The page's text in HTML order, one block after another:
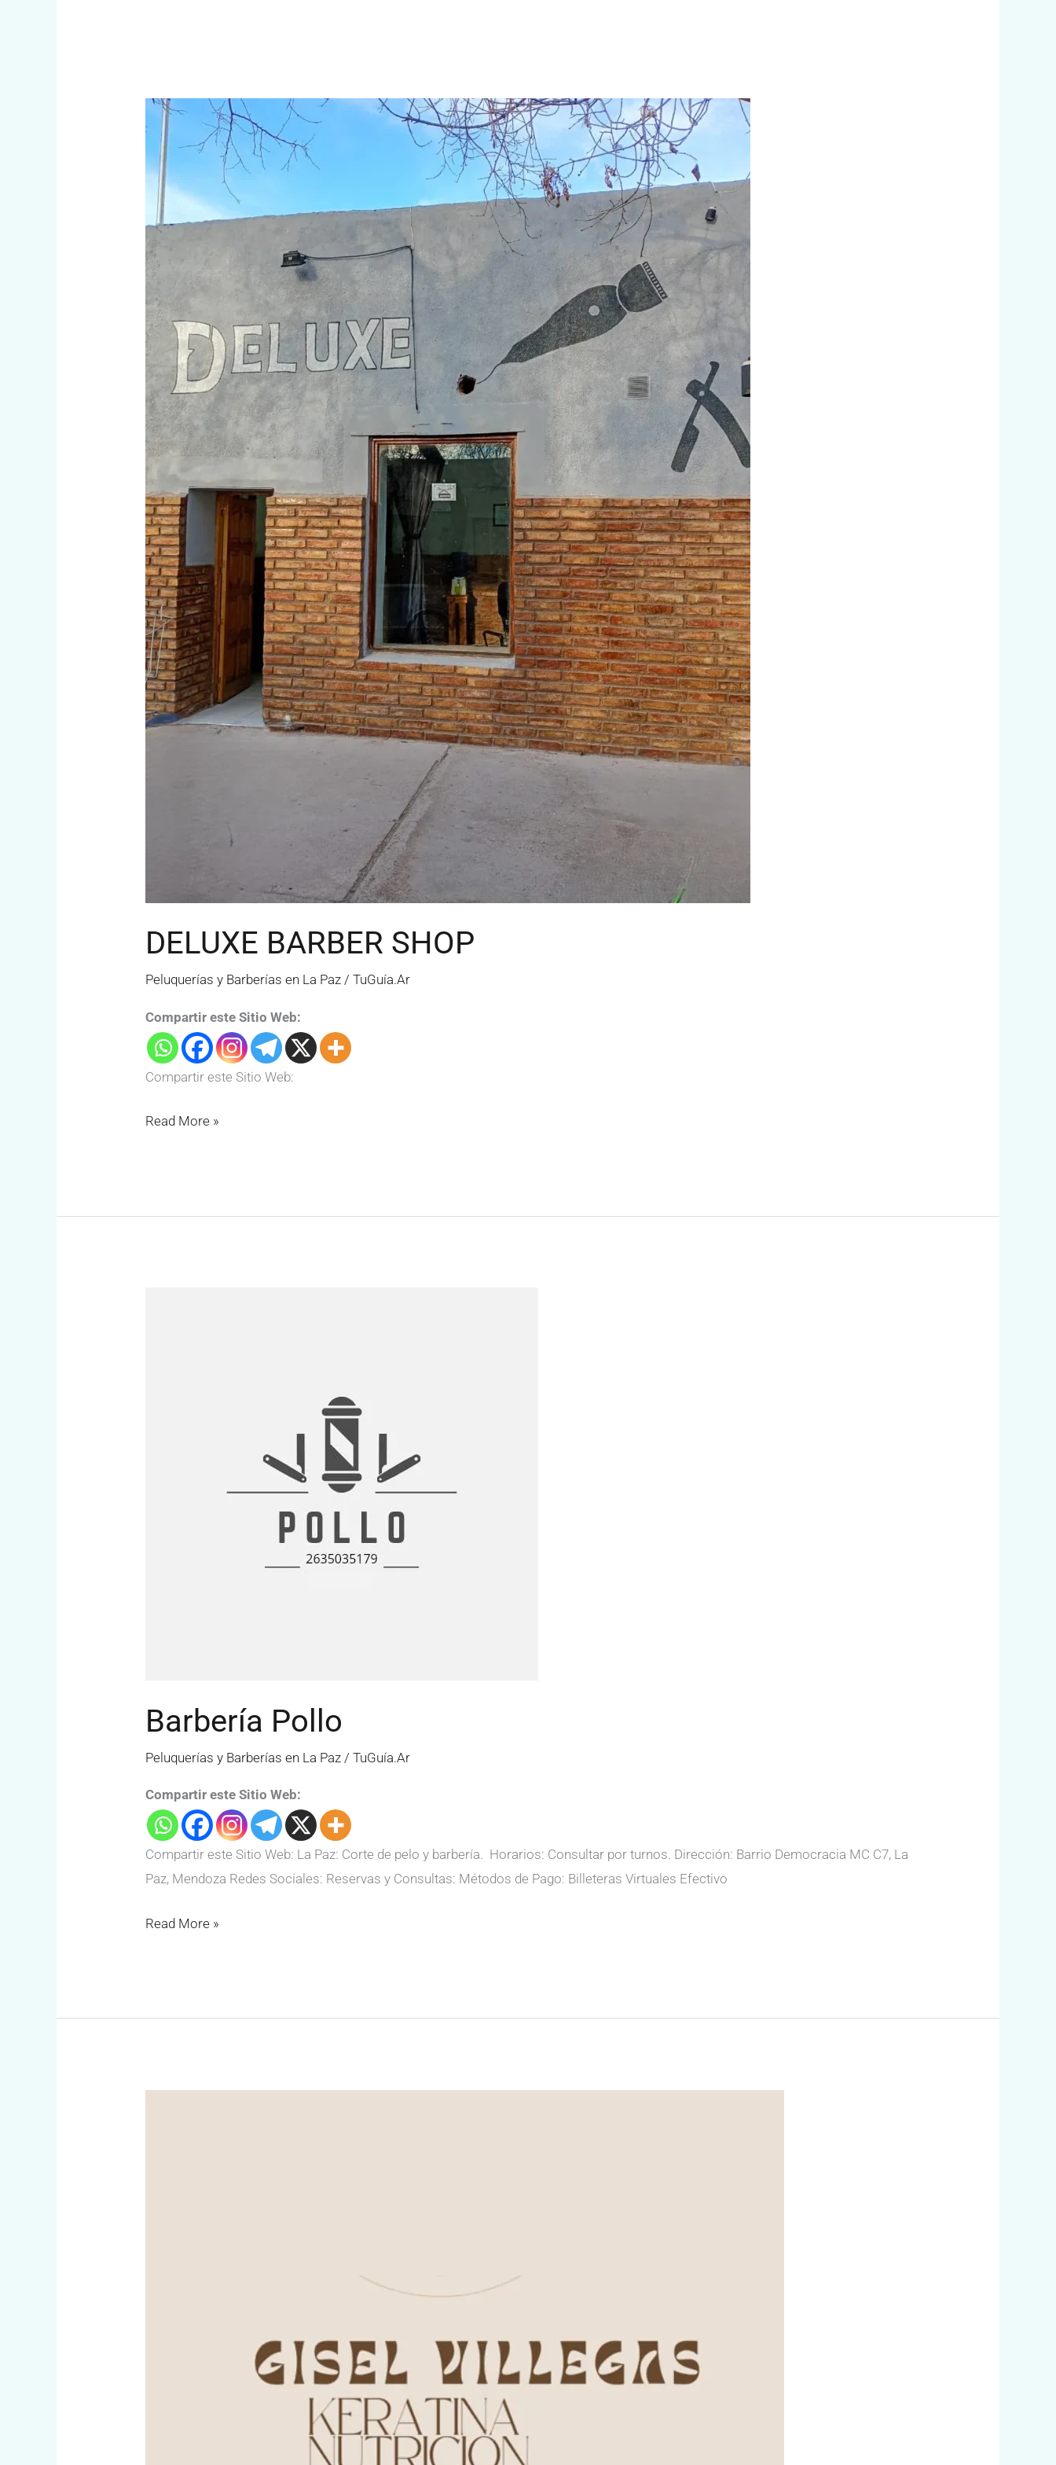
DELUXE BARBER SHOP
Peluquerías y Barberías en La Paz /TuGuía.Ar
Compartir este Sitio Web:
Compartir este Sitio Web:
DELUXE
BARBER
SHOP
Read More »
Barbería Pollo
Peluquerías y Barberías en La Paz /TuGuía.Ar
Compartir este Sitio Web:
Compartir este Sitio Web: La Paz: Corte de pelo y barbería. Horarios: Consultar por turnos. Dirección: Barrio Democracia MC C7, La
Paz, Mendoza Redes Sociales: Reservas y Consultas: Métodos de Pago: Billeteras Virtuales Efectivo
Read More »